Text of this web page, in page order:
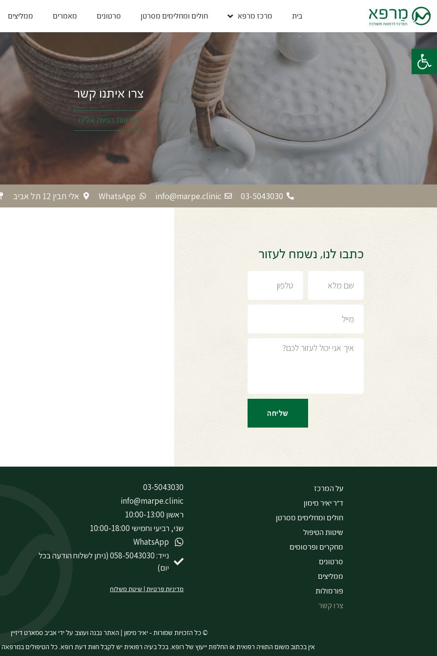
פתח סרגל נגישות
בית מרכז מרפא חולים ומחלימים מסרטן סרטונים מאמרים ממליצים
צרו איתנו קשר
הוראות הגעה אלינו
03-5043030
info@marpe.clinic
WhatsApp אלי תבין 12 תל אביב
כתבו לנו, נשמח לעזור
שליחה
על המרכז
ד״ר יאיר מימון
חולים ומחלימים מסרטן
שיטות הטיפול
מחקרים ופרסומים
סרטונים
ממליצים
פורמולות
צרו קשר
03-5043030
info@marpe.clinic
ראשון 10:00-13:00
שני, רביעי וחמישי 10:00-18:00
WhatsApp
נייד: 058-5043030 (ניתן לשלוח הודעה בכל
יום)
מדיניות פרטיות| שיטת משלוח
© כל הזכויות שמורות – יאיר מימון | האתר נבנה ועוצב על ידיאביב סמארט דיזיין
אין בכתוב משום התוויה רפואית או החלפת ייעוץ של רופא. בכל בעיה רפואית יש לקבל חוות דעת רופא. כל הטיפולים